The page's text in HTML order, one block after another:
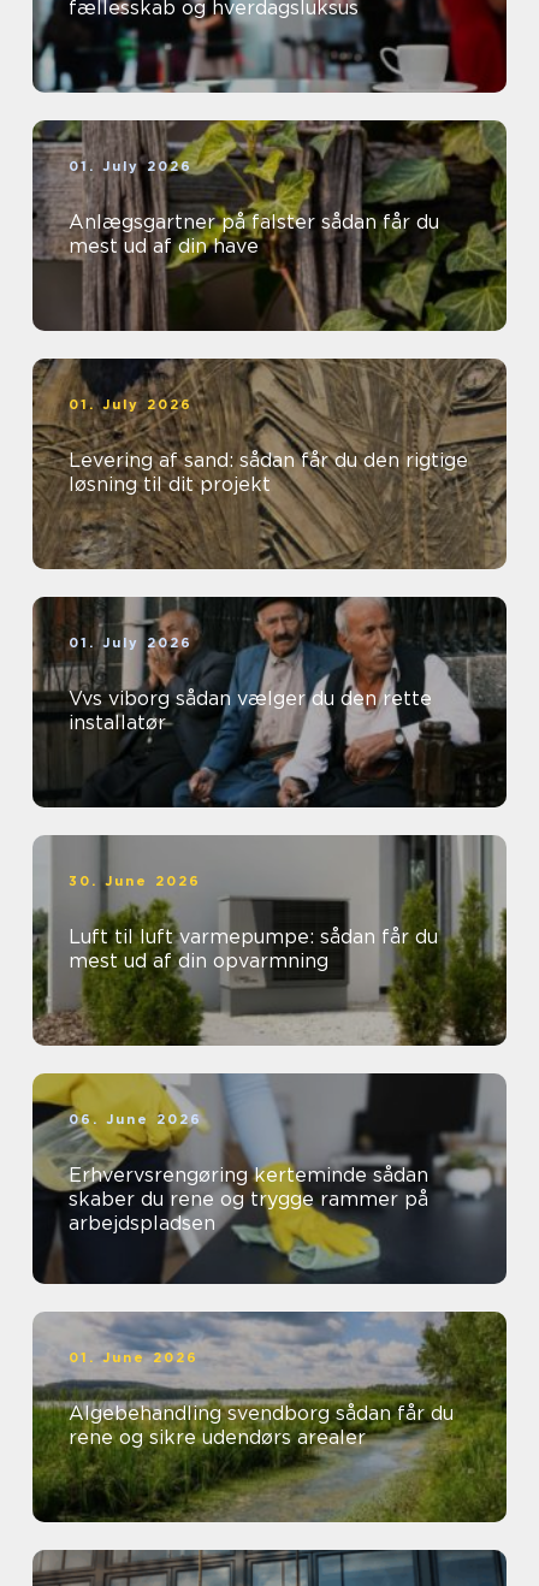
fællesskab og hverdagsluksus
01. July 2026
Anlægsgartner på falster sådan får du
mest ud af din have
01. July 2026
Levering af sand: sådan får du den rigtige
løsning til dit projekt
01. July 2026
Vvs viborg sådan vælger du den rette
installatør
30. June 2026
Luft til luft varmepumpe: sådan får du
mest ud af din opvarmning
06. June 2026
Erhvervsrengøring kerteminde sådan
skaber du rene og trygge rammer på
arbejdspladsen
01. June 2026
Algebehandling svendborg sådan får du
rene og sikre udendørs arealer